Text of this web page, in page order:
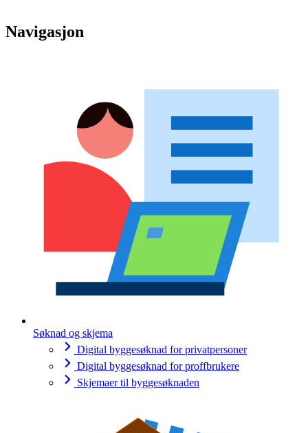
Navigasjon
Søknad og skjema
Digital byggesøknad for privatpersoner
Digital byggesøknad for proffbrukere
Skjemaer til byggesøknaden